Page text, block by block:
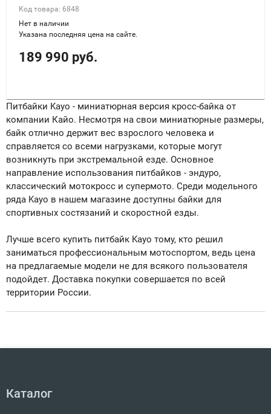
Код товара: 6848
Нет в наличии
Указана последняя цена на сайте.
189 990 руб.
Питбайки Kayo - миниатюрная версия кросс-байка от
компании Кайо. Несмотря на свои миниатюрные размеры,
байк отлично держит вес взрослого человека и
справляется со всеми нагрузками, которые могут
возникнуть при экстремальной езде. Основное
направление использования питбайков - эндуро,
классический мотокросс и супермото. Среди модельного
ряда Kayo в нашем магазине доступны байки для
спортивных состязаний и скоростной езды.
Лучше всего купить питбайк Kayo тому, кто решил
заниматься профессиональным мотоспортом, ведь цена
на предлагаемые модели не для всякого пользователя
подойдет. Доставка покупки совершается по всей
территории России.
Каталог